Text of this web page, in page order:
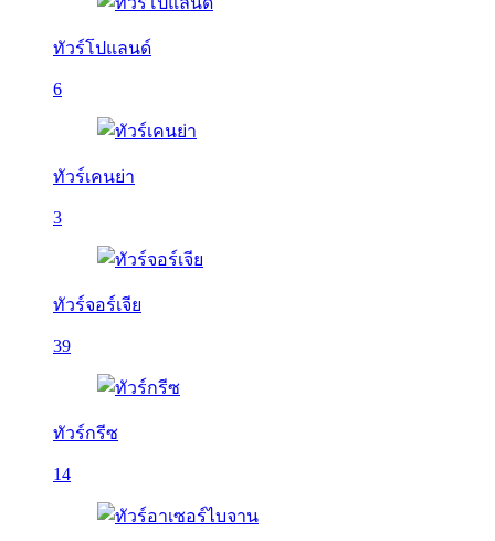
ทัวร์โปแลนด์
6
ทัวร์เคนย่า
3
ทัวร์จอร์เจีย
39
ทัวร์กรีซ
14